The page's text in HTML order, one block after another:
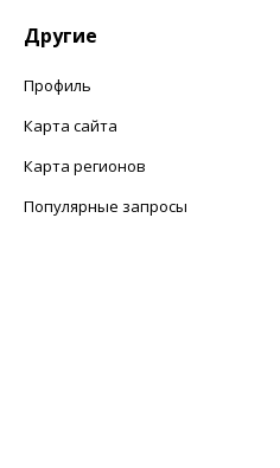
Другие
Профиль
Карта сайта
Карта регионов
Популярные запросы